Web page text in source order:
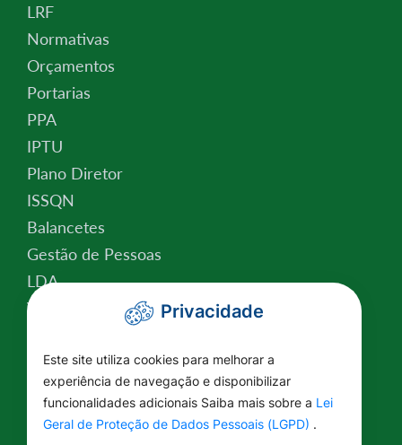
LRF
Normativas
Orçamentos
Portarias
PPA
IPTU
Plano Diretor
ISSQN
Balancetes
Gestão de Pessoas
LDA
Valor da Terra Nua
Relatório de Atividades
Plano Estratégico Institucional
Lei Federal nº 14.129/2021
Privacidade
Este site utiliza cookies para melhorar a
experiência de navegação e disponibilizar
funcionalidades adicionais Saiba mais sobre a Lei
Geral de Proteção de Dados Pessoais (LGPD) .